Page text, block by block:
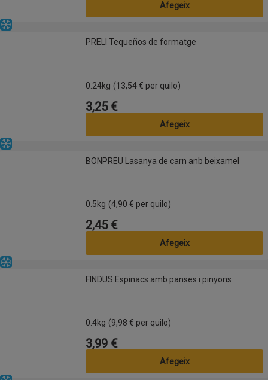
Afegeix
PRELI Tequeños de formatge
Congelat
PRELI Tequeños de formatge
0.24kg (13,54 € per quilo)
Preu
3,25 €
Afegeix
BONPREU Lasanya de carn anb beixamel
Congelat
BONPREU Lasanya de carn anb beixamel
0.5kg (4,90 € per quilo)
Preu
2,45 €
Afegeix
FINDUS Espinacs amb panses i pinyons
Congelat
FINDUS Espinacs amb panses i pinyons
0.4kg (9,98 € per quilo)
Preu
3,99 €
Afegeix